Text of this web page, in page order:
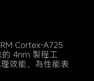
Cortex-A725
的 4nm 製程工
效能，為性能表